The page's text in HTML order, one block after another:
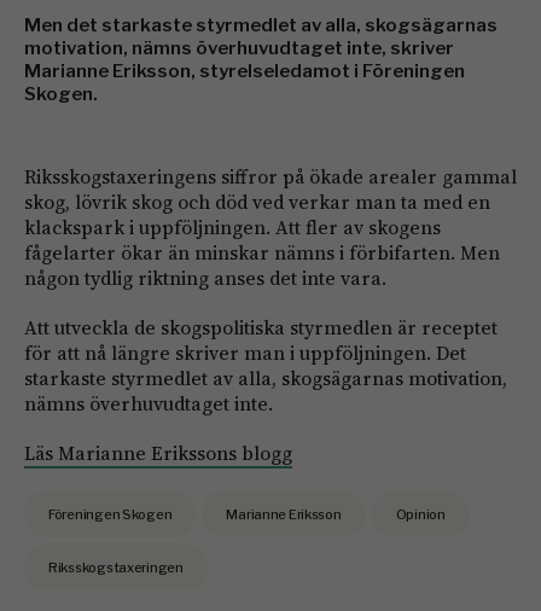
Men det starkaste styrmedlet av alla, skogsägarnas
motivation, nämns överhuvudtaget inte, skriver
Marianne Eriksson, styrelseledamot i Föreningen
Skogen.
Riksskogstaxeringens siffror på ökade arealer gammal
skog, lövrik skog och död ved verkar man ta med en
klackspark i uppföljningen. Att fler av skogens
fågelarter ökar än minskar nämns i förbifarten. Men
någon tydlig riktning anses det inte vara.
Att utveckla de skogspolitiska styrmedlen är receptet
för att nå längre skriver man i uppföljningen. Det
starkaste styrmedlet av alla, skogsägarnas motivation,
nämns överhuvudtaget inte.
Läs Marianne Erikssons blogg
Föreningen Skogen Marianne Eriksson Opinion
Riksskogstaxeringen